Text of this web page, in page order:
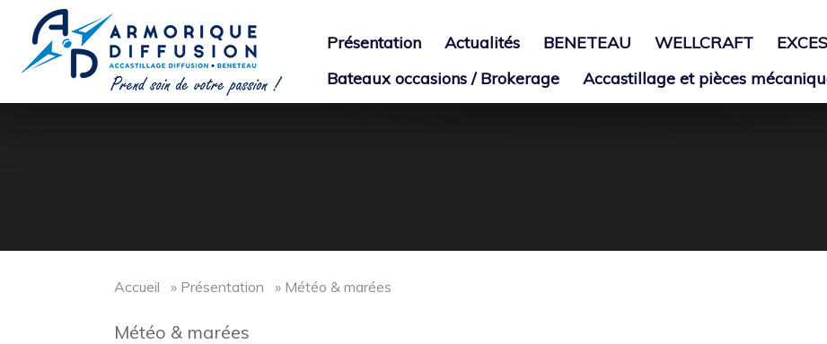
Présentation Actualités BENETEAU WELLCRAFT
Bateaux occasions / Brokerage
Accastillage et pièces
Accueil » Présentation » Météo & marées
Météo & marées